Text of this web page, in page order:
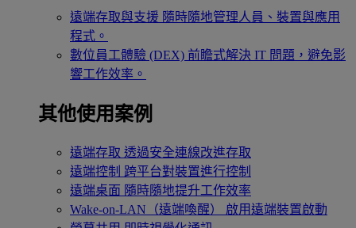
遠端存取與支援 隨時隨地管理人員、裝置與應用
程式。
數位員工體驗 (DEX) 前瞻式解決 IT 問題，避免影
響工作效率。
其他使用案例
遠端存取 透過安全連線改進存取
遠端控制 跨平台對裝置進行控制
遠端桌面 隨時隨地提升工作效率
Wake-on-LAN（遠端喚醒）
啟用遠端裝置啟動